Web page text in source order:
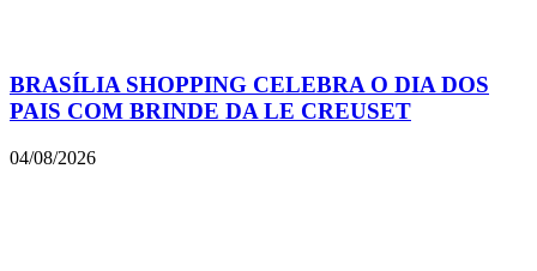
BRASÍLIA SHOPPING CELEBRA O DIA DOS
PAIS COM BRINDE DA LE CREUSET
04/08/2026